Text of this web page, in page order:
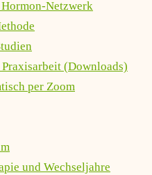
Netzwerk
(Downloads)
per Zoom
und Wechseljahre